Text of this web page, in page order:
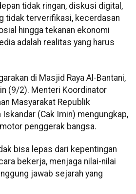
tidak ringan, diskusi digital,
tidak terverifikasi, kecerdasan
hingga tekanan ekonomi
adalah realitas yang harus
di Masjid Raya Al-Bantani,
(9/2). Menteri Koordinator
Masyarakat Republik
(Cak Imin) mengungkap,
penggerak bangsa.
bisa lepas dari kepentingan
bekerja, menjaga nilai-nilai
jawab sejarah yang